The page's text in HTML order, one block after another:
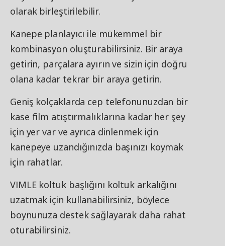
olarak birleştirilebilir.
Kanepe planlayıcı ile mükemmel bir
kombinasyon oluşturabilirsiniz. Bir araya
getirin, parçalara ayırın ve sizin için doğru
olana kadar tekrar bir araya getirin.
Geniş kolçaklarda cep telefonunuzdan bir
kase film atıştırmalıklarına kadar her şey
için yer var ve ayrıca dinlenmek için
kanepeye uzandığınızda başınızı koymak
için rahatlar.
VIMLE koltuk başlığını koltuk arkalığını
uzatmak için kullanabilirsiniz, böylece
boynunuza destek sağlayarak daha rahat
oturabilirsiniz.